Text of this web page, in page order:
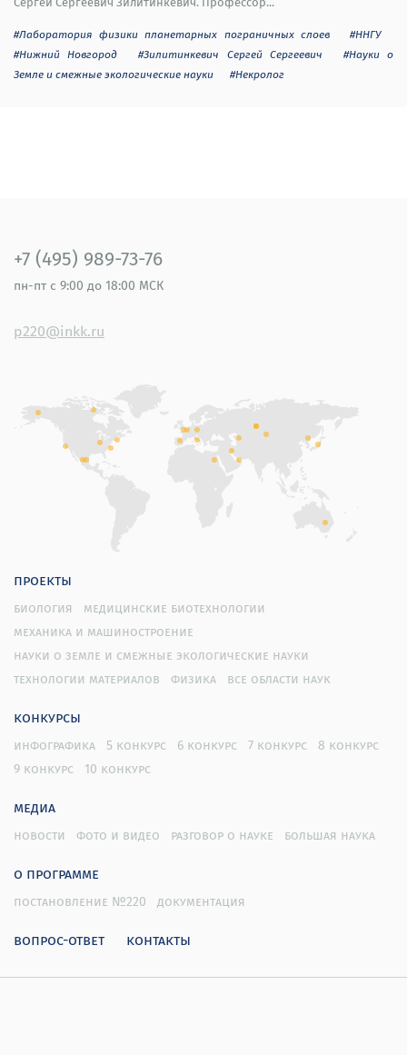
#Лаборатория физики планетарных пограничных слоев
#ННГУ
#Нижний Новгород
#Зилитинкевич Сергей Сергеевич
#Науки о
Земле и смежные экологические науки
#Некролог
+7 (495) 989-73-76
пн-пт с 9:00 до 18:00 МСК
p220@inkk.ru
проекты
биология
медицинские биотехнологии
механика и машиностроение
науки о земле и смежные экологические науки
технологии материалов
физика все области наук
конкурсы
инфографика 5 конкурс 6 конкурс 7 конкурс
8 конкурс
9 конкурс
10 конкурс
медиа
новости фото и видео разговор о науке большая наука
о программе
постановление №220 документация
вопрос-ответ контакты